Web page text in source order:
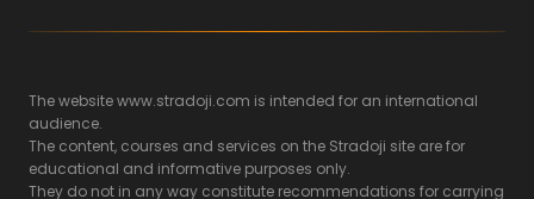
The website www.stradoji.com is intended for an international
audience.
The content, courses and services on the Stradoji site are for
educational and informative purposes only.
They do not in any way constitute recommendations for carrying